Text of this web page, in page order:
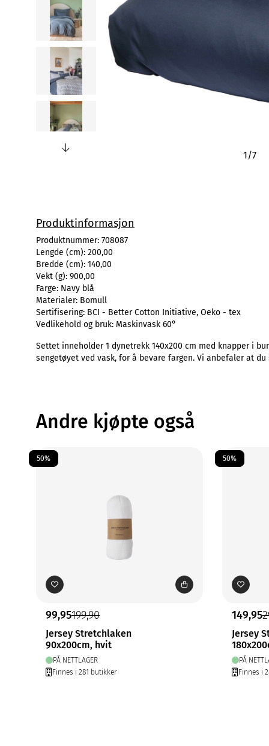
1/7
Produktinformasjon
Produktnummer: 708087
Lengde (cm): 200,00
Bredde (cm): 140,00
Vekt (g): 900,00
Farge: Navy blå
Materialer: Bomull
Sertifisering: BCI - Better Cotton Initiative, Oeko - tex
Vedlikehold og bruk: Maskinvask 60°
Settet inneholder 1 dynetrekk 140x200 cm med knapper i
sengetøyet ved vask, for å bevare fargen. Vi anbefaler at
Andre kjøpte også
50%
99,95199,90
Jersey Stretchlaken
90x200cm, hvit
PÅ NETTLAGER
Finnes i 281 butikker
50%
149,95
Jersey
PÅ
Finnes i